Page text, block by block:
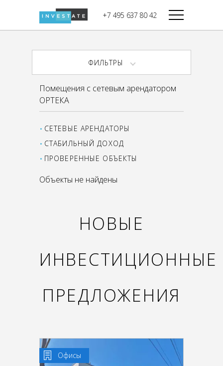
+7 495 637 80 42
Дикси
В башне
Запад
Башня Федерация-I
Восток
Город Столиц,
Южный блок
ФИЛЬТРЫ
Помещения с сетевым арендатором
ОРТЕКА
СЕТЕВЫЕ АРЕНДАТОРЫ
СТАБИЛЬНЫЙ ДОХОД
ПРОВЕРЕННЫЕ ОБЪЕКТЫ
Объекты не найдены
НОВЫЕ
ИНВЕСТИЦИОННЫЕ
ПРЕДЛОЖЕНИЯ
Офисы